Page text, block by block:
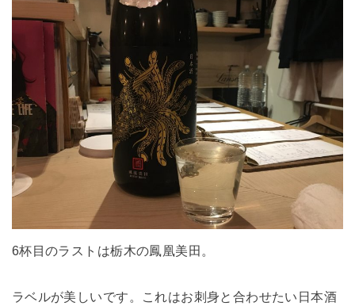
6杯目のラストは栃木の鳳凰美田。
ラベルが美しいです。これはお刺身と合わせたい日本酒